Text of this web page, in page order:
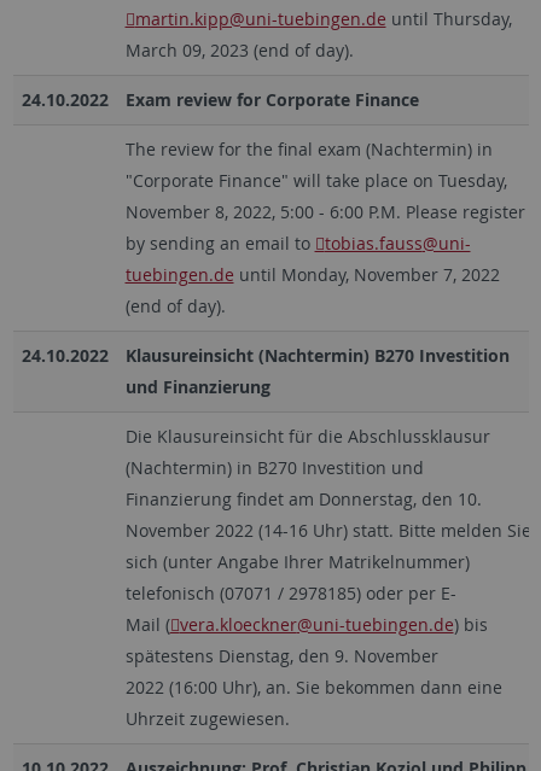
martin.kipp@uni-tuebingen.de until Thursday,
March 09, 2023 (end of day).
24.10.2022 Exam review for Corporate Finance
The review for the final exam (Nachtermin) in
"Corporate Finance" will take place on Tuesday,
November 8, 2022, 5:00 - 6:00 P.M. Please register
by sending an email to
tobias.fauss@uni-
tuebingen.de until Monday, November 7, 2022
(end of day).
24.10.2022
Klausureinsicht (Nachtermin) B270 Investition
und Finanzierung
Die Klausureinsicht für die Abschlussklausur
(Nachtermin) in B270 Investition und
Finanzierung findet am Donnerstag, den 10.
November 2022 (14-16 Uhr) statt. Bitte melden Sie
sich (unter Angabe Ihrer Matrikelnummer)
telefonisch (07071 / 2978185) oder per E-
Mail ( vera.kloeckner@uni-tuebingen.de) bis
spätestens Dienstag, den 9. November
2022 (16:00 Uhr), an. Sie bekommen dann eine
Uhrzeit zugewiesen.